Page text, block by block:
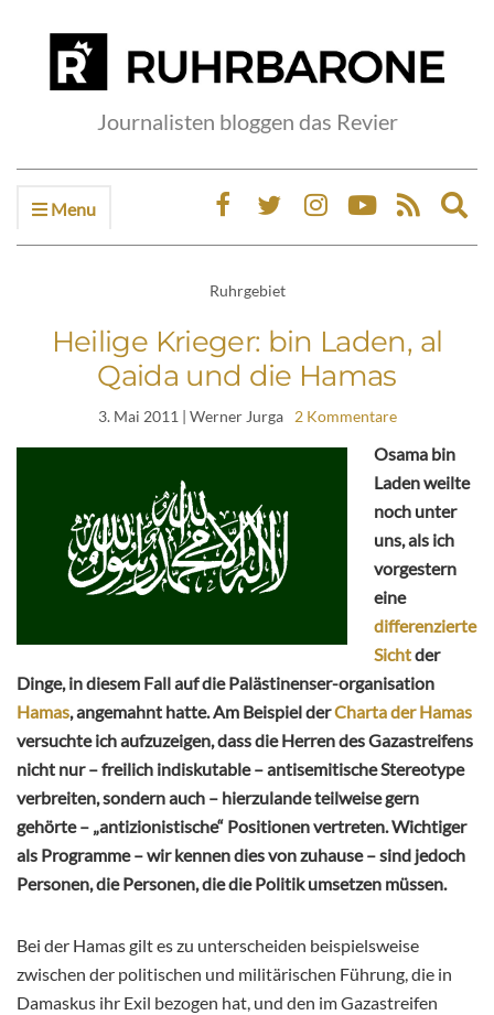
Journalisten bloggen das Revier
Menu
Ruhrgebiet
Heilige Krieger: bin Laden, al
Qaida und die Hamas
3. Mai 2011 | Werner Jurga 2 Kommentare
Osama bin
Laden weilte
noch unter
uns, als ich
vorgestern
eine
differenzierte
Sichtder
Dinge, in diesem Fall auf die Palästinenser-organisation
Hamas, angemahnt hatte. Am Beispiel derCharta der Hamas
versuchte ich aufzuzeigen, dass die Herren des Gazastreifens
nicht nur – freilich indiskutable – antisemitische Stereotype
verbreiten, sondern auch – hierzulande teilweise gern
gehörte – „antizionistische“ Positionen vertreten. Wichtiger
als Programme – wir kennen dies von zuhause – sind jedoch
Personen, die Personen, die die Politik umsetzen müssen.
Bei der Hamas gilt es zu unterscheiden beispielsweise
zwischen der politischen und militärischen Führung, die in
Damaskus ihr Exil bezogen hat, und den im Gazastreifen